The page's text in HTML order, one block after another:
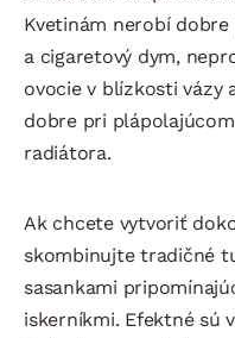
Kvetinám nerobí
a cigaretový dym,
ovocie v blízkosti vázy
dobre pri
radiátora.
Ak chcete vytvoriť
skombinujte tradičné
sasankami
iskerníkmi. Efektné sú